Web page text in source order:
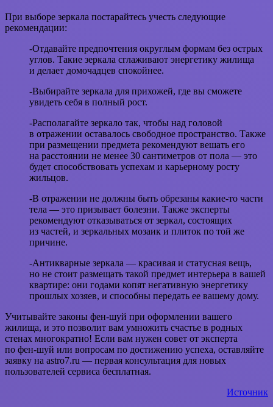
При выборе зеркала постарайтесь учесть следующие
рекомендации:
-Отдавайте предпочтения округлым формам без острых
углов. Такие зеркала сглаживают энергетику жилища
и делает домочадцев спокойнее.
-Выбирайте зеркала для прихожей, где вы сможете
увидеть себя в полный рост.
-Располагайте зеркало так, чтобы над головой
в отражении оставалось свободное пространство. Также
при размещении предмета рекомендуют вешать его
на расстоянии не менее 30 сантиметров от пола — это
будет способствовать успехам и карьерному росту
жильцов.
-В отражении не должны быть обрезаны какие-то части
тела — это призывает болезни. Также эксперты
рекомендуют отказываться от зеркал, состоящих
из частей, и зеркальных мозаик и плиток по той же
причине.
-Антикварные зеркала — красивая и статусная вещь,
но не стоит размещать такой предмет интерьера в вашей
квартире: они годами копят негативную энергетику
прошлых хозяев, и способны передать ее вашему дому.
Учитывайте законы фен-шуй при оформлении вашего
жилища, и это позволит вам умножить счастье в родных
стенах многократно! Если вам нужен совет от эксперта
по фен-шуй или вопросам по достижению успеха, оставляйте
заявку на astro7.ru — первая консультация для новых
пользователей сервиса бесплатная.
Источник